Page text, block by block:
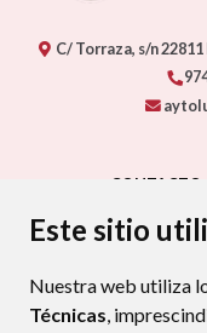
Este sitio
Nuestra web utiliza
Técnicas,
C/ Torraza, s/n22811
CONTACTO